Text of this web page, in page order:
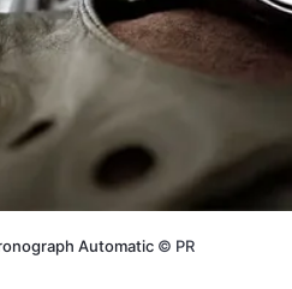
Automatic © PR